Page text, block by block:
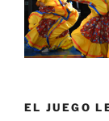
EL JUEGO